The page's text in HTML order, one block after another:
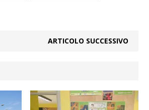
o
ARTICOLO SUCCESSIVO